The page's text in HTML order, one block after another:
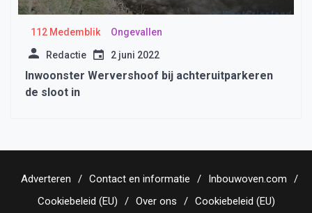
112 Medemblik Ongevallen
Redactie 2 juni 2022
Inwoonster Wervershoof bij achteruitparkeren
de sloot in
Adverteren Contact en informatie
Inbouwoven.com
Cookiebeleid (EU)
Over ons Cookiebeleid (EU)